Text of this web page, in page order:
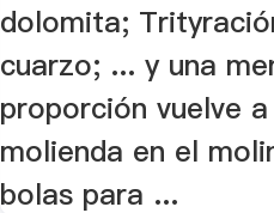
dolomita;
cuarzo; ... y una
proporción vuelve
molienda en el
bolas para ...